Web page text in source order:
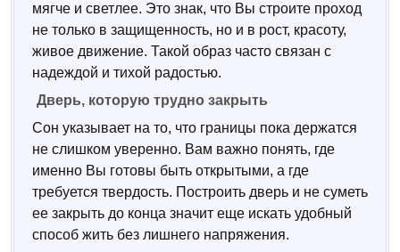
мягче и светлее. Это знак, что Вы строите проход
не только в защищенность, но и в рост, красоту,
живое движение. Такой образ часто связан с
надеждой и тихой радостью.
Дверь, которую трудно закрыть
Сон указывает на то, что границы пока держатся
не слишком уверенно. Вам важно понять, где
именно Вы готовы быть открытыми, а где
требуется твердость. Построить дверь и не суметь
ее закрыть до конца значит еще искать удобный
способ жить без лишнего напряжения.